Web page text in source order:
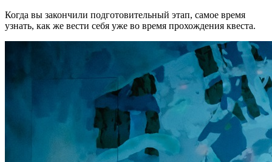
Когда вы закончили подготовительный этап, самое время
узнать, как же вести себя уже во время прохождения квеста.